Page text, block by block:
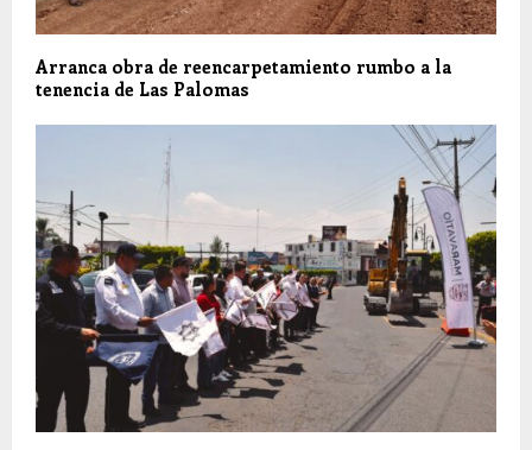
Arranca obra de reencarpetamiento rumbo a la
tenencia de Las Palomas